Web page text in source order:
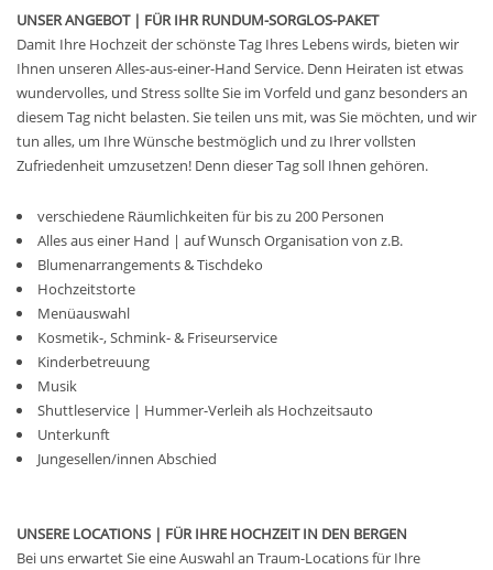
UNSER ANGEBOT | FÜR IHR RUNDUM-SORGLOS-PAKET
Damit Ihre Hochzeit der schönste Tag Ihres Lebens wirds, bieten wir
Ihnen unseren Alles-aus-einer-Hand Service. Denn Heiraten ist etwas
wundervolles, und Stress sollte Sie im Vorfeld und ganz besonders an
diesem Tag nicht belasten. Sie teilen uns mit, was Sie möchten, und wir
tun alles, um Ihre Wünsche bestmöglich und zu Ihrer vollsten
Zufriedenheit umzusetzen! Denn dieser Tag soll Ihnen gehören.
verschiedene Räumlichkeiten für bis zu 200 Personen
Alles aus einer Hand | auf Wunsch Organisation von z.B.
Blumenarrangements & Tischdeko
Hochzeitstorte
Menüauswahl
Kosmetik-, Schmink- & Friseurservice
Kinderbetreuung
Musik
Shuttleservice | Hummer-Verleih als Hochzeitsauto
Unterkunft
Jungesellen/innen Abschied
UNSERE LOCATIONS | FÜR IHRE HOCHZEIT IN DEN BERGEN
Bei uns erwartet Sie eine Auswahl an Traum-Locations für Ihre